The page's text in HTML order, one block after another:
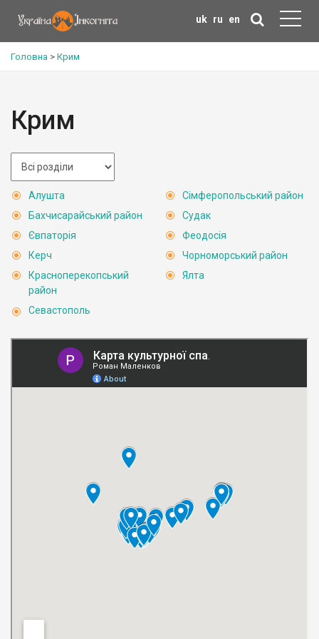
uk ru en
Головна > Крим
Крим
Алушта
Бахчисарайський район
Євпаторія
Керч
Красноперекопський
район
Севастополь
Сімферопольський район
Судак
Феодосія
Чорноморський район
Ялта